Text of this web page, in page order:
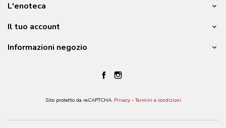
L'enoteca
Il tuo account
Informazioni negozio
Sito protetto da reCAPTCHA. Privacy-Termini e condizioni